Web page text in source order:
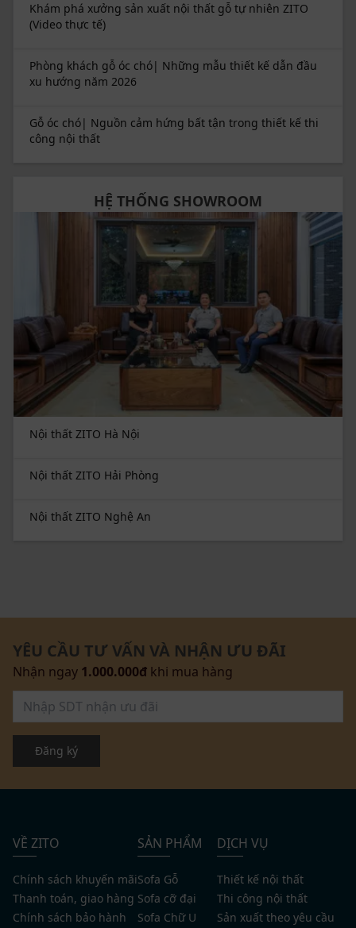
Khám phá xưởng sản xuất nội thất gỗ tự nhiên ZITO
(Video thực tế)
Phòng khách gỗ óc chó| Những mẫu thiết kế dẫn đầu
xu hướng năm 2026
Gỗ óc chó| Nguồn cảm hứng bất tận trong thiết kế thi
công nội thất
HỆ THỐNG SHOWROOM
Nội thất ZITO Hà Nội
Nội thất ZITO Hải Phòng
Nội thất ZITO Nghệ An
YÊU CẦU TƯ VẤN VÀ NHẬN ƯU ĐÃI
Nhận ngay 1.000.000đ khi mua hàng
Đăng ký
VỀ ZITO
Chính sách khuyến mãi
Thanh toán, giao hàng
Chính sách bảo hành
SẢN PHẨM
Sofa Gỗ
Sofa cỡ đại
Sofa Chữ U
DỊCH VỤ
Thiết kế nội thất
Thi công nội thất
Sản xuất theo yêu cầu